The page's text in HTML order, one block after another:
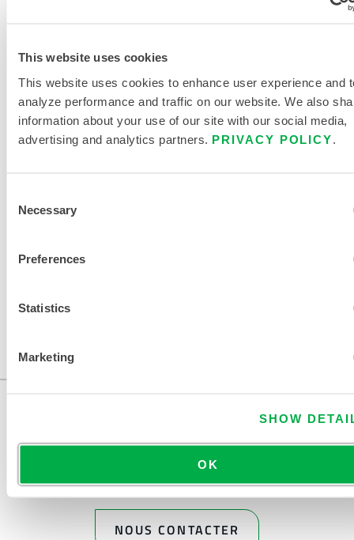
This website uses cookies
This website uses cookies to enhance user experience and
analyze performance and traffic on our website. We also
information about your use of our site with our social media,
advertising and analytics partners. PRIVACY POLICY
Selection
Necessary
Preferences
Statistics
Marketing
SHOW
OK
CATALOGUE DE PRODUITS POUR
L'ENVIRONNEMENT CRITIQUE
TABLEAU DES TAILLES DES
VÊTEMENTS JETABLES ET
CHIMIQUES
MEXIQUE, CHINE, AFRIQUE, ASIE, OCEANIE, AMERIQUE
NOUS CONTACTER